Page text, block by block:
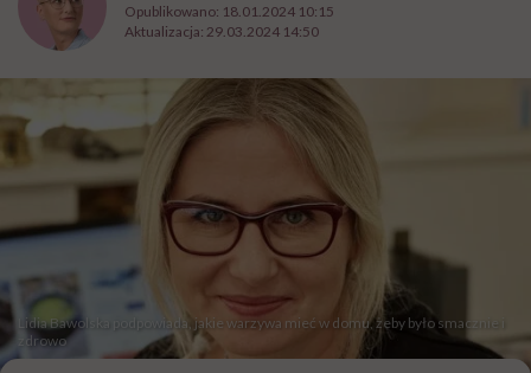
Opublikowano: 18.01.2024 10:15
Aktualizacja: 29.03.2024 14:50
Lidia Bawolska podpowiada, jakie warzywa mieć w domu, żeby było smacznie i
zdrowo